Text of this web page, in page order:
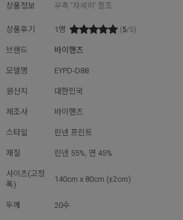
상품정보 우측 '자세히' 참조
상품후기 1 명 (5/5)
브랜드 바이핸즈
모델명 EYPD-D88
원산지 대한민국
제조사 바이핸즈
스타일 린넨 프린트
재질 린넨 55%, 면 45%
사이즈(고정
폭)
140cm x 80cm (±2cm)
두께 20수